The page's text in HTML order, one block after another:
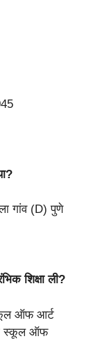
गांव (D) पुणे
शिक्षा ली?
ऑफ आर्ट
स्कूल ऑफ